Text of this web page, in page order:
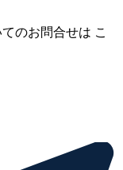
のお問合せは こ